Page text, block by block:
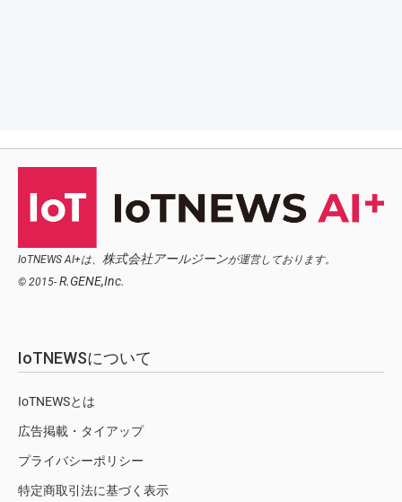
IoTNEWS AI+は、 株式会社アールジーンが運営しております。
© 2015- R.GENE,Inc.
IoTNEWSについて
IoTNEWSとは
広告掲載・タイアップ
プライバシーポリシー
特定商取引法に基づく表示